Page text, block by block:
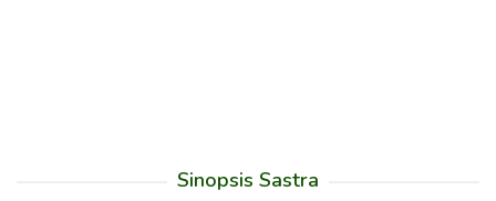
Sinopsis Sastra